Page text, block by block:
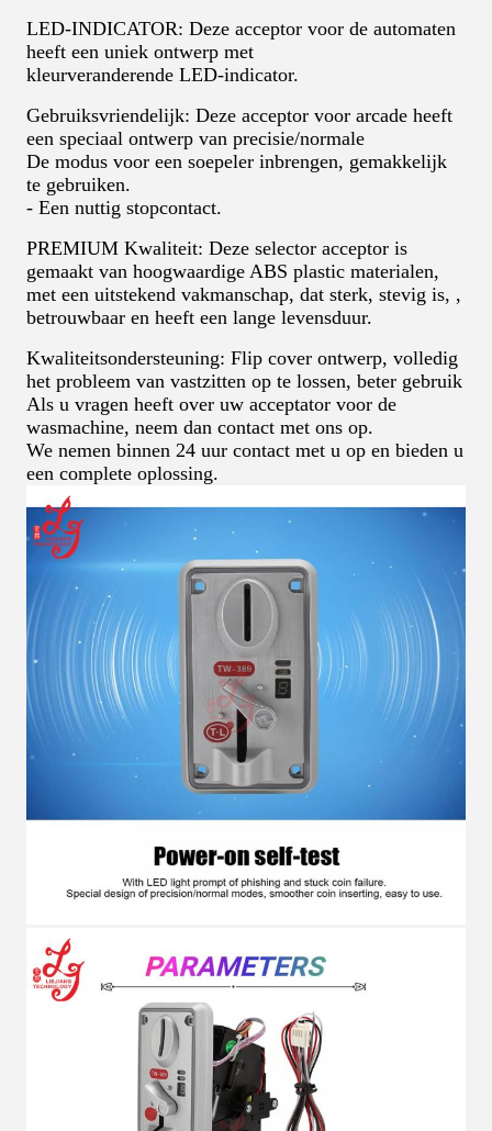
LED-INDICATOR: Deze acceptor voor de automaten
heeft een uniek ontwerp met
kleurveranderende LED-indicator.
Gebruiksvriendelijk: Deze acceptor voor arcade heeft
een speciaal ontwerp van precisie/normale
De modus voor een soepeler inbrengen, gemakkelijk
te gebruiken.
- Een nuttig stopcontact.
PREMIUM Kwaliteit: Deze selector acceptor is
gemaakt van hoogwaardige ABS plastic materialen,
met een uitstekend vakmanschap, dat sterk, stevig is, ,
betrouwbaar en heeft een lange levensduur.
Kwaliteitsondersteuning: Flip cover ontwerp, volledig
het probleem van vastzitten op te lossen, beter gebruik
Als u vragen heeft over uw acceptator voor de
wasmachine, neem dan contact met ons op.
We nemen binnen 24 uur contact met u op en bieden u
een complete oplossing.